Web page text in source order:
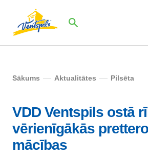
Sākums Aktualitātes Pilsēta
VDD Ventspils ostā
vērienīgākās
mācības